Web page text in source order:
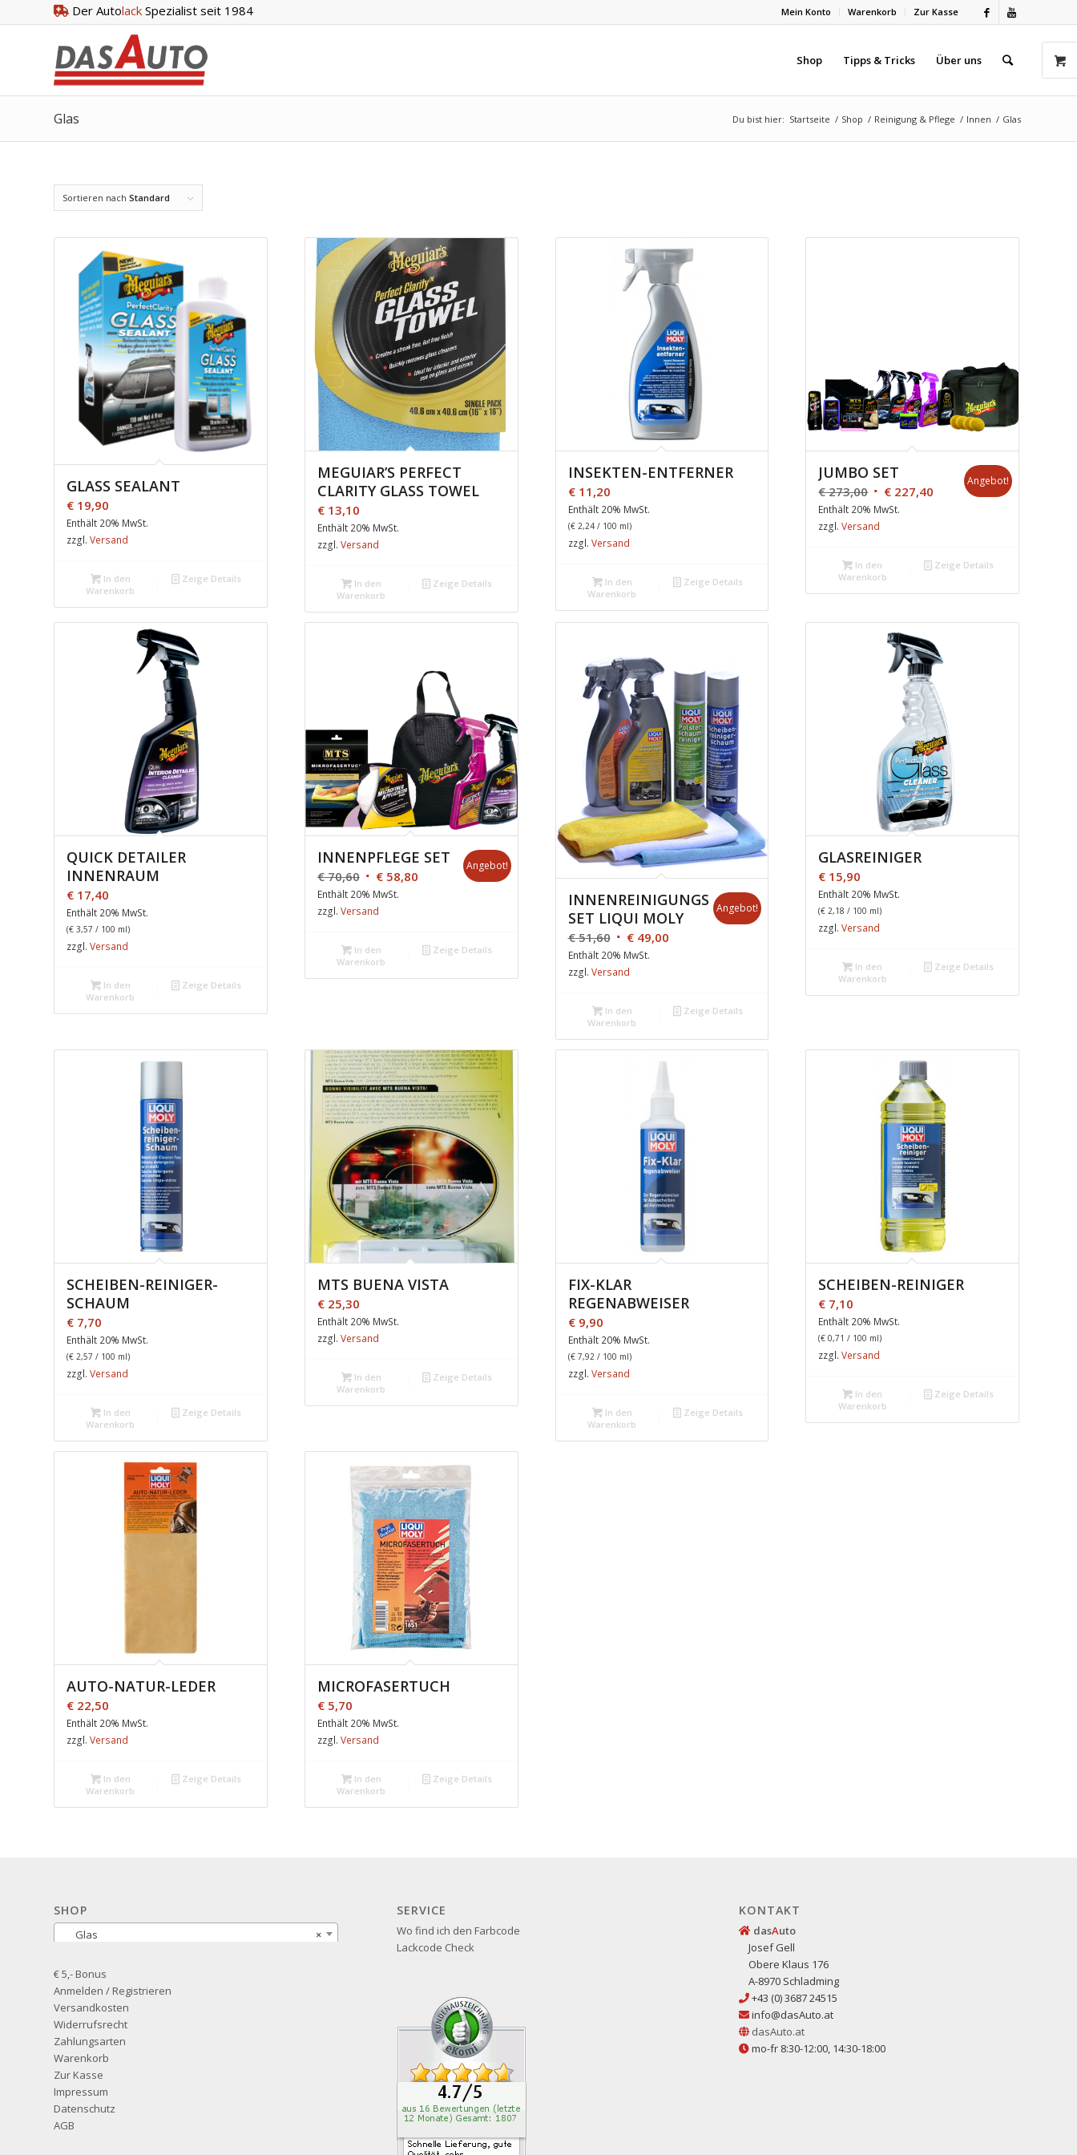
Mein Konto Warenkorb Zur Kasse
Der Autolack Spezialist seit 1984
Shop Tipps & Tricks Über uns
Glas Du bist hier: Startseite / Shop / Reinigung & Pflege / Innen / Glas
Sortieren nach Standard
GLASS SEALANT
€ 19,90
Enthält 20% MwSt.
zzgl. Versand
In den
Warenkorb
Zeige Details
MEGUIAR’S PERFECT
CLARITY GLASS TOWEL
€13,10
Enthält 20% MwSt.
zzgl. Versand
In den
Warenkorb
Zeige Details
INSEKTEN-ENTFERNER
€11,20
Enthält 20% MwSt.
(€2,24/ 100 ml)
zzgl. Versand
In den
Warenkorb
Zeige Details
JUMBO SET
€273,00 € 227,40
Enthält 20% MwSt.
zzgl.Versand
Angebot!
In den
Warenkorb
Zeige Details
QUICK DETAILER
INNENRAUM
€ 17,40
Enthält 20% MwSt.
(€ 3,57 / 100 ml)
zzgl. Versand
In den
Warenkorb
Zeige Details
INNENPFLEGE SET
€70,60 €58,80
Enthält 20% MwSt.
zzgl. Versand
Angebot!
In den
Warenkorb
Zeige Details
INNENREINIGUNGS
SET LIQUI MOLY
€51,60 €49,00
Enthält 20% MwSt.
zzgl. Versand
Angebot!
In den
Warenkorb
Zeige Details
GLASREINIGER
€ 15,90
Enthält 20% MwSt.
(€ 2,18 / 100 ml)
zzgl.Versand
In den
Warenkorb
Zeige Details
SCHEIBEN-REINIGER-
SCHAUM
€ 7,70
Enthält 20% MwSt.
(€ 2,57 / 100 ml)
zzgl. Versand
In den
Warenkorb
Zeige Details
MTS BUENA VISTA
€25,30
Enthält 20% MwSt.
zzgl. Versand
In den
Warenkorb
Zeige Details
FIX-KLAR
REGENABWEISER
€9,90
Enthält 20% MwSt.
(€7,92/ 100 ml)
zzgl. Versand
In den
Warenkorb
Zeige Details
SCHEIBEN-REINIGER
€ 7,10
Enthält 20% MwSt.
(€ 0,71 / 100 ml)
zzgl.Versand
In den
Warenkorb
Zeige Details
AUTO-NATUR-LEDER
€ 22,50
Enthält 20% MwSt.
zzgl. Versand
In den
Warenkorb
Zeige Details
MICROFASERTUCH
€5,70
Enthält 20% MwSt.
zzgl. Versand
In den
Warenkorb
Zeige Details
SHOP
×
Glas
€ 5,- Bonus
Anmelden / Registrieren
Versandkosten
Widerrufsrecht
Zahlungsarten
Warenkorb
Zur Kasse
Impressum
Datenschutz
AGB
SERVICE
Wo find ich den Farbcode
Lackcode Check
KONTAKT
dasAuto
Josef Gell
Obere Klaus 176
A-8970 Schladming
+43 (0) 3687 24515
info@dasAuto.at
dasAuto.at
mo-fr 8:30-12:00, 14:30-18:00